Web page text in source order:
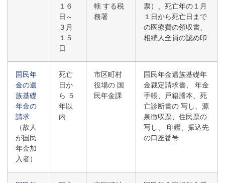
１６
日～
３月
１５
日
轄 する税
務署
票）、死亡年の１月
１日から死亡日まで
の医療費の領収書、
相続人全員の認め印
国民年
金の遺
族基礎
年金の
請求
（故人
が国民
年金加
入者）
死亡
日か
ら ５
年以
内
市区町村
役場の 国
民年金課
国民年金遺族基礎年
金裁定請求書、 年金
手帳、戸籍謄本、死
亡診断書の 写し、源
泉徴収票、住民票の
写し、 印鑑、振込先
の口座番号